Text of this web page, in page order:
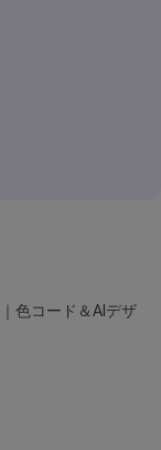
色コード＆AIデザ